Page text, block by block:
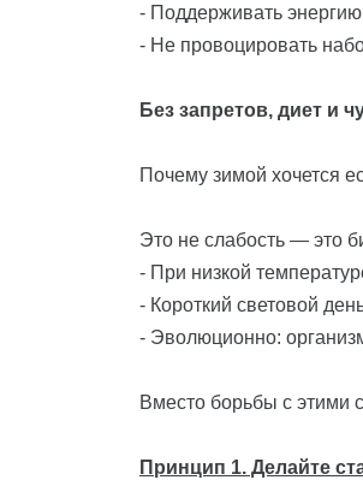
- Поддерживать энергию
- Не провоцировать
Без запретов, диет и
Почему зимой хочется
Это не слабость — это
- При низкой
- Короткий световой
- Эволюционно:
Вместо борьбы с этими
Принцип 1. Делайте